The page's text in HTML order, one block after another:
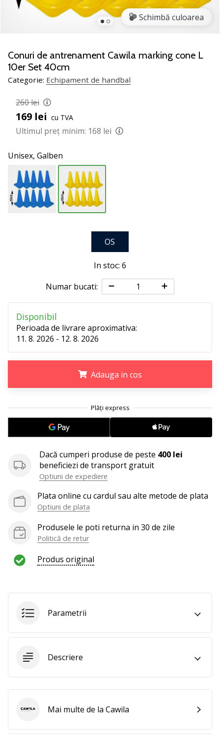
noii
PUMA
Accelerate
NITRO
SQD
Află
care
sunt
actualizările
și
vezi
dacă
merită…
de
handbal
un
Alătură-
ca
Ambasador
brandului.
Afiseaza
toate
articolele
Schimbă culoarea
Conuri de antrenament Cawila marking cone L
10er Set 40cm
Categorie: Echipament de handbal
260 lei
169 lei cu TVA
Ultimul preț minim: 168 lei
Unisex, Galben
OS
In stoc: 6
Numar bucati:
Disponibil
Perioada de livrare aproximativa:
11. 8. 2026 - 12. 8. 2026
Adauga in cos
Dacă cumperi produse de peste 400 lei
beneficiezi de transport gratuit
Optiuni de expediere
Plata online cu cardul sau alte metode de plata
Optiuni de plata
Produsele le poti returna in 30 de zile
Politică de retur
Produs original
Parametrii
Descriere
CawilaMai multe de la Cawila